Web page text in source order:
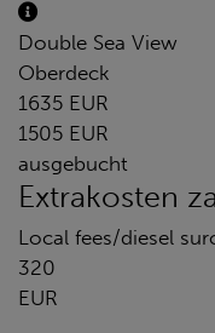
Double Sea View
Oberdeck
1635 EUR
1505 EUR
ausgebucht
Extrakosten
Local fees/diesel
320
EUR